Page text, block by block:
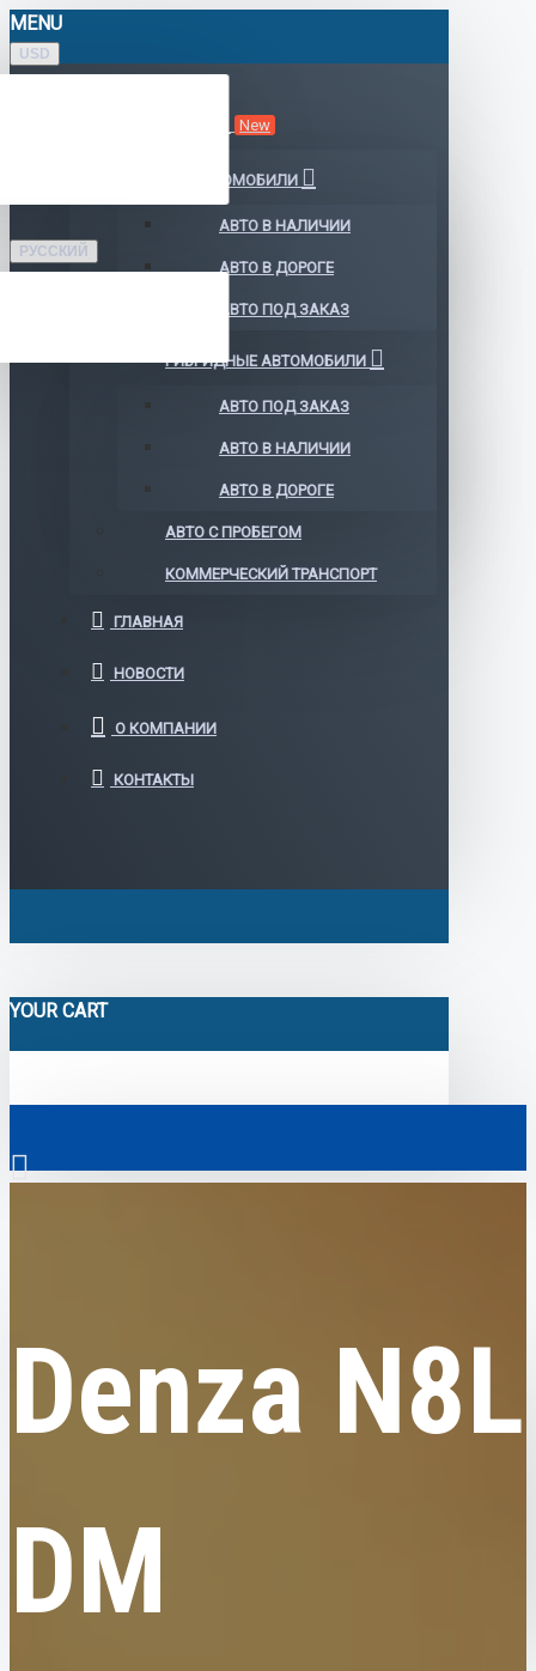
MENU
USD
РУССКИЙ
New
ЭЛЕКТРОМОБИЛИ
АВТО В НАЛИЧИИ
АВТО В ДОРОГЕ
АВТО ПОД ЗАКАЗ
ГИБРИДНЫЕ АВТОМОБИЛИ
АВТО ПОД ЗАКАЗ
АВТО В НАЛИЧИИ
АВТО В ДОРОГЕ
АВТО С ПРОБЕГОМ
КОММЕРЧЕСКИЙ ТРАНСПОРТ
ГЛАВНАЯ
НОВОСТИ
О КОМПАНИИ
КОНТАКТЫ
YOUR CART
Электромобили
Авто с пробегом
Аксессуары
Ваш кошик порожній!
Denza N8L
DM